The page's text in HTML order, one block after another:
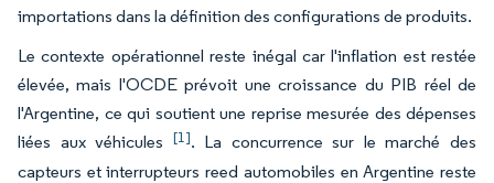
importations dans la définition des configurations de produits.
Le contexte opérationnel reste inégal car l'inflation est restée
élevée, mais l'OCDE prévoit une croissance du PIB réel de
l'Argentine, ce qui soutient une reprise mesurée des dépenses
liées aux véhicules [1]. La concurrence sur le marché des
capteurs et interrupteurs reed automobiles en Argentine reste